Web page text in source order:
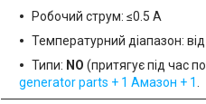
Робочий струм: ≤0.5 A
Температурний діапазон:
Типи: NO (притягує під час
generator parts + 1 Амазон + 1